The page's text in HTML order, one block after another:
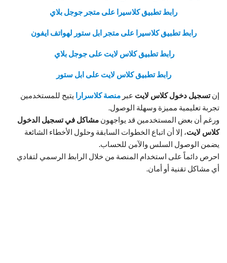
رابط تطبيق كلاسيرا على متجر جوجل بلاي
رابط تطبيق كلاسيرا على متجر ابل ستور لهواتف ايفون
رابط تطبيق كلاس لايت على جوجل بلاي
رابط تطبيق كلاس لايت على ابل ستور
إنتسجيل دخول كلاس لايت عبر منصة كلاسرارا يتيح للمستخدمين
تجربة تعليمية مميزة وسهلة الوصول.
ورغم أن بعض المستخدمين قد يواجهون مشاكل في تسجيل الدخول
كلاس لايت، إلا أن اتباع الخطوات السابقة وحلول الأخطاء الشائعة
يضمن الوصول السلس والآمن للحساب.
احرص دائماً على استخدام المنصة من خلال الرابط الرسمي لتفادي
أي مشاكل تقنية أو أمان.